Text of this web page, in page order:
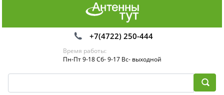
+7(4722) 250-444
Время работы:
Пн-Пт 9-18 Сб- 9-17 Вс- выходной